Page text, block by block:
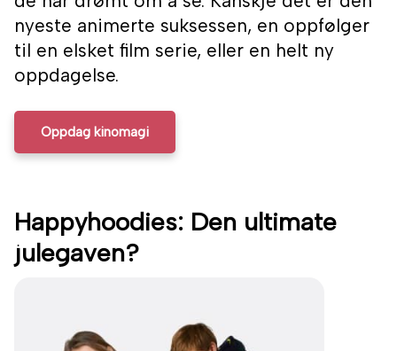
nyeste animerte suksessen, en oppfølger
til en elsket film serie, eller en helt ny
oppdagelse.
Oppdag kinomagi
Happyhoodies: Den ultimate
julegaven?